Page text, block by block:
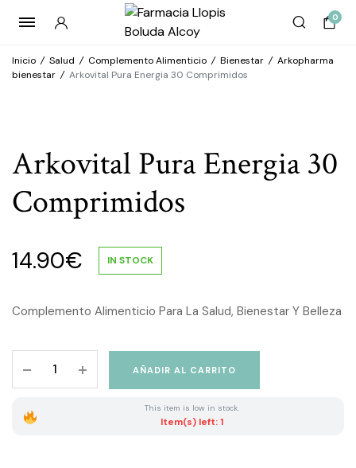
0
Inicio / Salud / Complemento Alimenticio / Bienestar / Arkopharma
bienestar / Arkovital Pura Energia 30 Comprimidos
Arkovital Pura Energia 30
Comprimidos
14.90€ IN STOCK
Complemento Alimenticio Para La Salud, Bienestar Y Belleza
Pura
AÑADIR AL CARRITO
This item is low in stock.
Item(s) left: 1